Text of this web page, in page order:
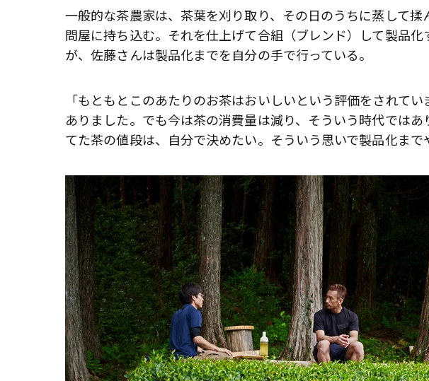
一般的な茶農家は、茶葉を刈り取り、その日のうちに蒸して揉
問屋に持ち込む。それを仕上げて合組（ブレンド）して製品
が、佐藤さんは製品化までを自分の手で行っている。
「もともとこのあたりのお茶はおいしいという評価をされて
ありました。でも今は茶の消費量は減り、そういう時代では
てた茶の値段は、自分で決めたい。そういう思いで製品化まで